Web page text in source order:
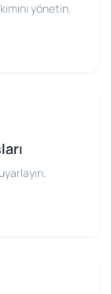
yönetin.